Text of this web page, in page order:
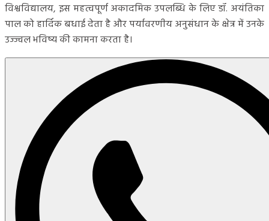
विश्वविद्यालय, इस महत्वपूर्ण अकादमिक उपलब्धि के लिए डॉ. अयंतिका
पाल को हार्दिक बधाई देता है और पर्यावरणीय अनुसंधान के क्षेत्र में उनके
उज्ज्वल भविष्य की कामना करता है।